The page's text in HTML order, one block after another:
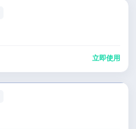
立即使用